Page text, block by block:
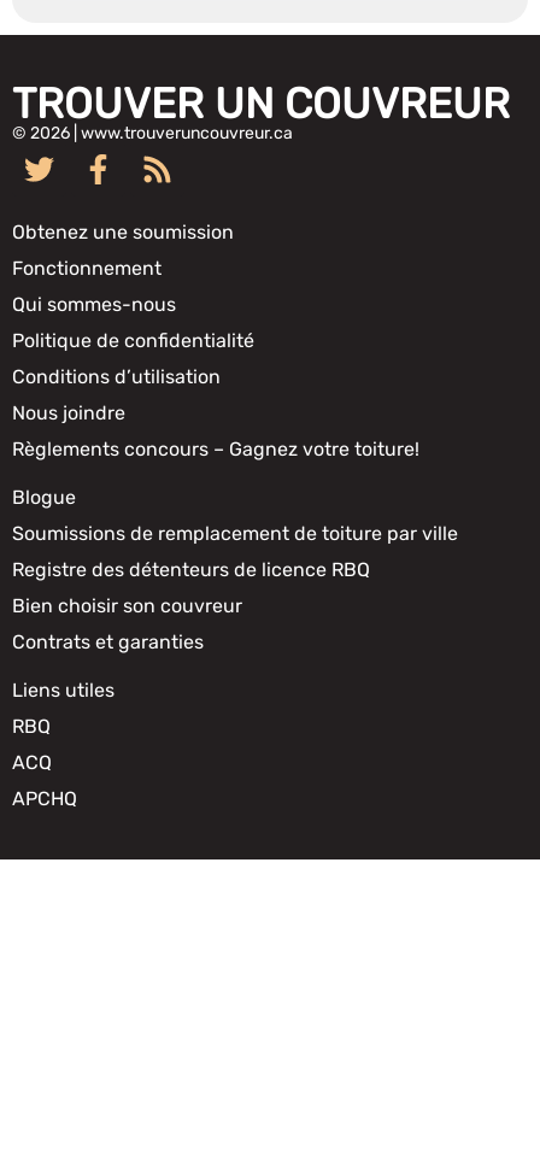
TROUVER UN COUVREUR
© 2026 | www.trouveruncouvreur.ca
Obtenez une soumission
Fonctionnement
Qui sommes-nous
Politique de confidentialité
Conditions d’utilisation
Nous joindre
Règlements concours – Gagnez votre toiture!
Blogue
Soumissions de remplacement de toiture par ville
Registre des détenteurs de licence RBQ
Bien choisir son couvreur
Contrats et garanties
Liens utiles
RBQ
ACQ
APCHQ